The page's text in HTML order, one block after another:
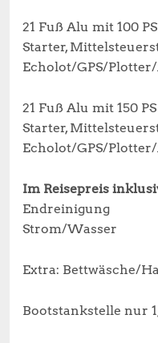
21 Fuß Alu mit 100
Starter,
Echolot/GPS/
21 Fuß Alu mit 150
Starter,
Echolot/GPS/
Im Reisepreis
Endreinigung
Strom/Wasser
Extra: Bettwäsche/
Bootstankstelle nur